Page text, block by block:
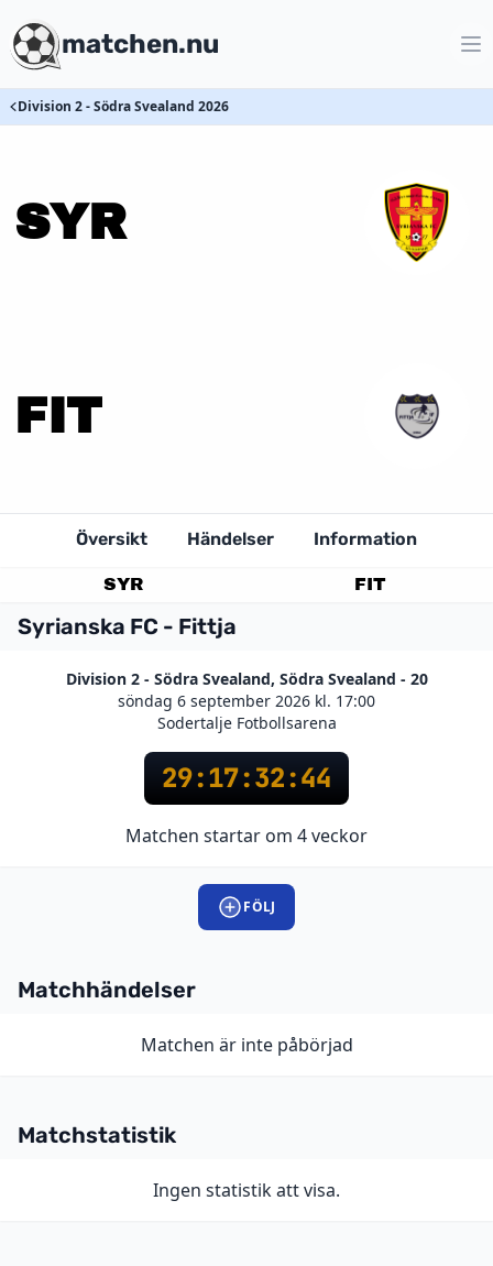
matchen.nu
Division 2 - Södra Svealand 2026
SYR
FIT
Översikt Händelser Information
SYR FIT
Syrianska FC - Fittja
Division 2 - Södra Svealand, Södra Svealand - 20
söndag 6 september 2026 kl. 17:00
Sodertalje Fotbollsarena
29:17:32:44
Matchen startar om 4 veckor
FÖLJ
Matchhändelser
Matchen är inte påbörjad
Matchstatistik
Ingen statistik att visa.